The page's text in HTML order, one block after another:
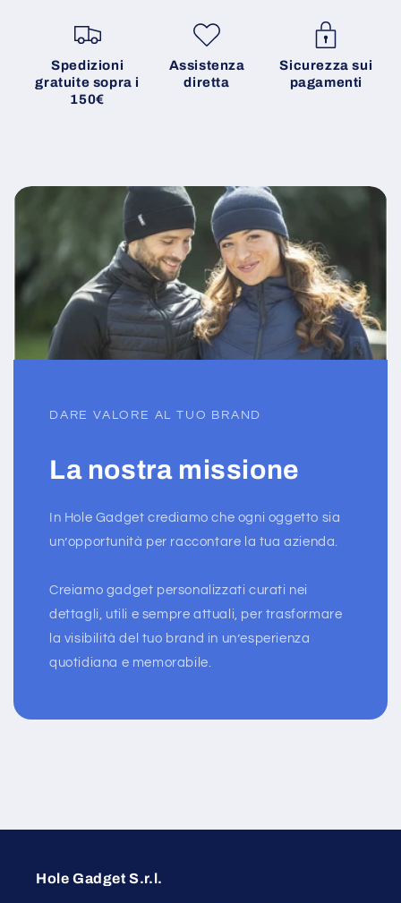
Spedizioni
gratuite sopra i
150€
Assistenza
diretta
Sicurezza sui
pagamenti
DARE VALORE AL TUO BRAND
La nostra missione
In Hole Gadget crediamo che ogni oggetto sia
un’opportunità per raccontare la tua azienda.
Creiamo gadget personalizzati curati nei
dettagli, utili e sempre attuali, per trasformare
la visibilità del tuo brand in un’esperienza
quotidiana e memorabile.
Hole Gadget S.r.l.